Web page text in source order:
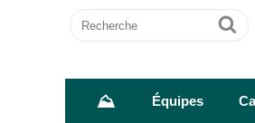
Recherche
Ok
⛰ Équipes